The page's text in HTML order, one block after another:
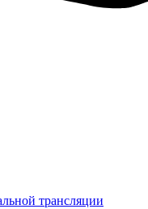
трансляции